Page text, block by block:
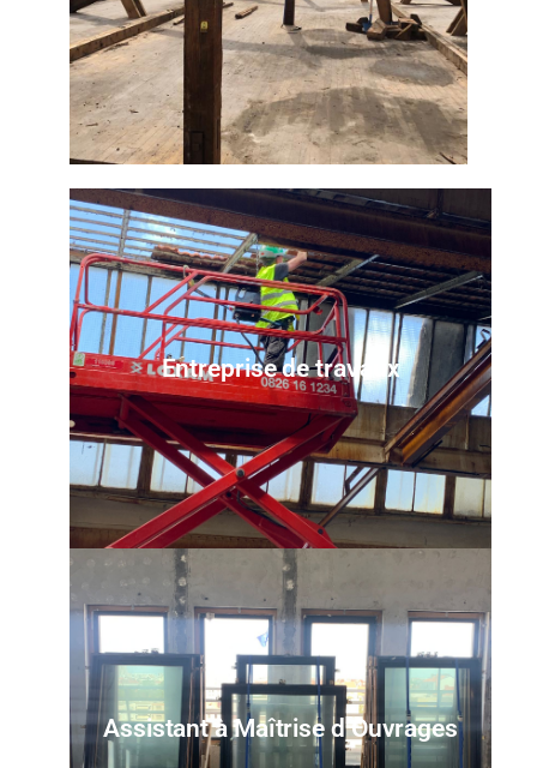
Entreprise de travaux
Assistant à Maîtrise d’Ouvrages